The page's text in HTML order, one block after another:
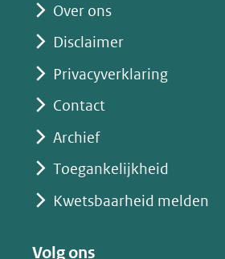
Over ons
Disclaimer
Privacyverklaring
Contact
Archief
Toegankelijkheid
Kwetsbaarheid melden
Volg ons